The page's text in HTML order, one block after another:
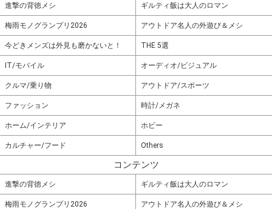
進撃の背徳メシ ギルティ飯は大人のロマン
梅雨モノグランプリ2026 アウトドア名人の外遊び＆メシ
今どきメンズは外見も磨かないと！ THE 5選
IT/モバイル オーディオ/ビジュアル
クルマ/乗り物 アウトドア/スポーツ
ファッション 時計/メガネ
ホーム/インテリア ホビー
カルチャー/フード Others
コンテンツ
進撃の背徳メシ ギルティ飯は大人のロマン
梅雨モノグランプリ2026 アウトドア名人の外遊び＆メシ